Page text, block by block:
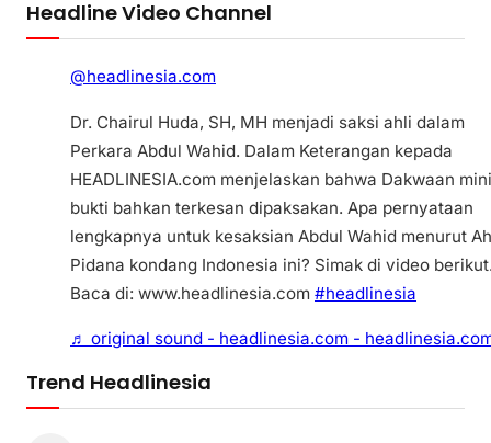
Headline Video Channel
@headlinesia.com
Dr. Chairul Huda, SH, MH menjadi saksi ahli dalam
Perkara Abdul Wahid. Dalam Keterangan kepada
HEADLINESIA.com menjelaskan bahwa Dakwaan
bukti bahkan terkesan dipaksakan. Apa pernyataan
lengkapnya untuk kesaksian Abdul Wahid menurut
Pidana kondang Indonesia ini? Simak di video
Baca di: www.headlinesia.com #headlinesia
♬ original sound - headlinesia.com -
Trend Headlinesia